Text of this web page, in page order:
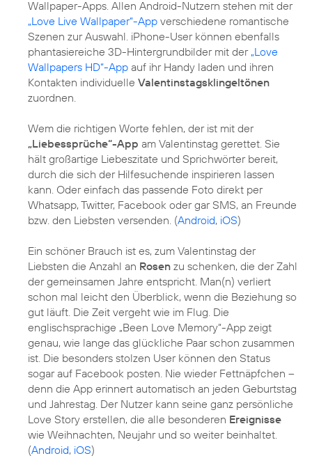
Wallpaper-Apps. Allen Android-Nutzern stehen mit der
„Love Live Wallpaper“-App verschiedene romantische
Szenen zur Auswahl. iPhone-User können ebenfalls
phantasiereiche 3D-Hintergrundbilder mit der „Love
Wallpapers HD“-App auf ihr Handy laden und ihren
Kontakten individuelle Valentinstagsklingeltönen
zuordnen.
Wem die richtigen Worte fehlen, der ist mit der
„Liebessprüche“-App am Valentinstag gerettet. Sie
hält großartige Liebeszitate und Sprichwörter bereit,
durch die sich der Hilfesuchende inspirieren lassen
kann. Oder einfach das passende Foto direkt per
Whatsapp, Twitter, Facebook oder gar SMS, an Freunde
bzw. den Liebsten versenden. (Android, iOS)
Ein schöner Brauch ist es, zum Valentinstag der
Liebsten die Anzahl an Rosen zu schenken, die der Zahl
der gemeinsamen Jahre entspricht. Man(n) verliert
schon mal leicht den Überblick, wenn die Beziehung so
gut läuft. Die Zeit vergeht wie im Flug. Die
englischsprachige „Been Love Memory“-App zeigt
genau, wie lange das glückliche Paar schon zusammen
ist. Die besonders stolzen User können den Status
sogar auf Facebook posten. Nie wieder Fettnäpfchen –
denn die App erinnert automatisch an jeden Geburtstag
und Jahrestag. Der Nutzer kann seine ganz persönliche
Love Story erstellen, die alle besonderen Ereignisse
wie Weihnachten, Neujahr und so weiter beinhaltet.
(Android, iOS)